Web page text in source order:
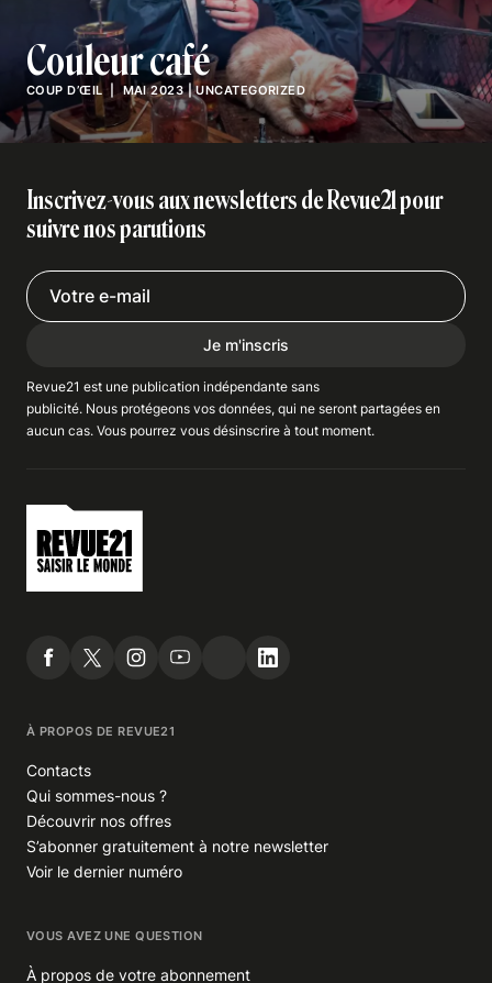
COUP D’ŒIL| MAI 2023|UNCATEGORIZED
Couleur café
Inscrivez-vous aux newsletters de Revue21 pour
suivre nos parutions
Je m'inscris
Revue21 est une publication indépendante sans
publicité. Nous protégeons vos données, qui ne seront partagées en
aucun cas. Vous pourrez vous désinscrire à tout moment.
À PROPOS DE REVUE21
Contacts
Qui sommes-nous ?
Découvrir nos offres
S’abonner gratuitement à notre newsletter
Voir le dernier numéro
VOUS AVEZ UNE QUESTION
À propos de votre abonnement